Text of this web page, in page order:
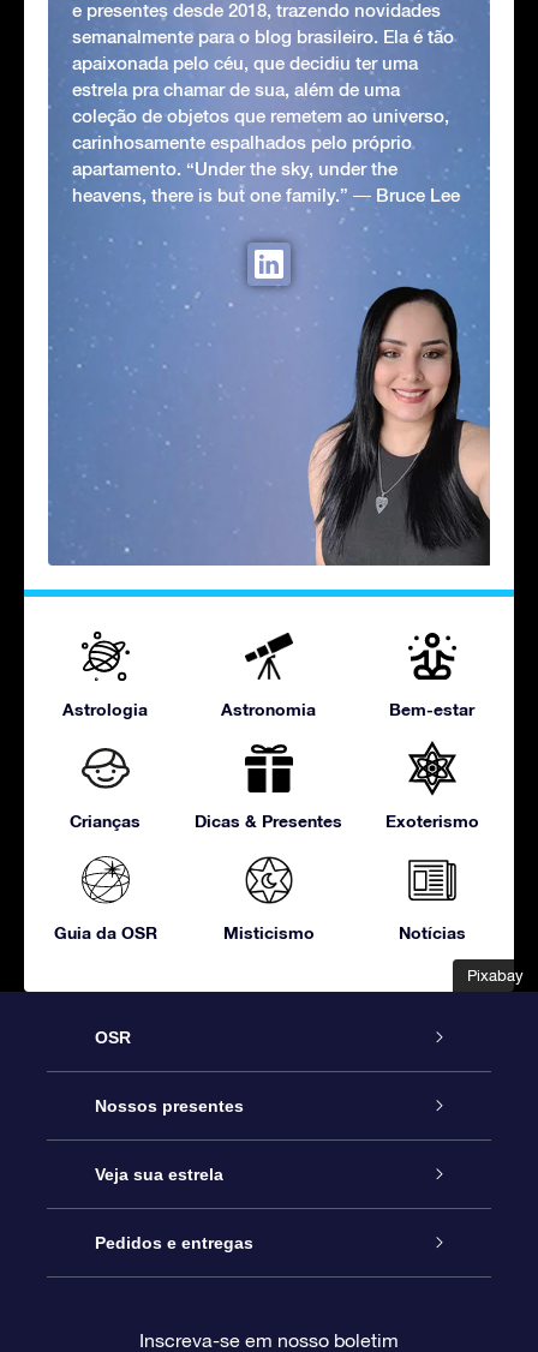
Pixabay
Pixabay
e presentes desde 2018, trazendo novidades
semanalmente para o blog brasileiro. Ela é tão
apaixonada pelo céu, que decidiu ter uma
estrela pra chamar de sua, além de uma
coleção de objetos que remetem ao universo,
carinhosamente espalhados pelo próprio
apartamento. “Under the sky, under the
heavens, there is but one family.” ― Bruce Lee
Astrologia Astronomia Bem-estar
Crianças Dicas & Presentes Exoterismo
Guia da OSR Misticismo Notícias
OSR
Serviço
Entre em contato conosco
Blog
Nossos presentes
Presente estrelar on-line
Pacote de presente da OSR
Veja sua estrela
Star Register
Pedidos e entregas
Inscreva-se em nosso boletim